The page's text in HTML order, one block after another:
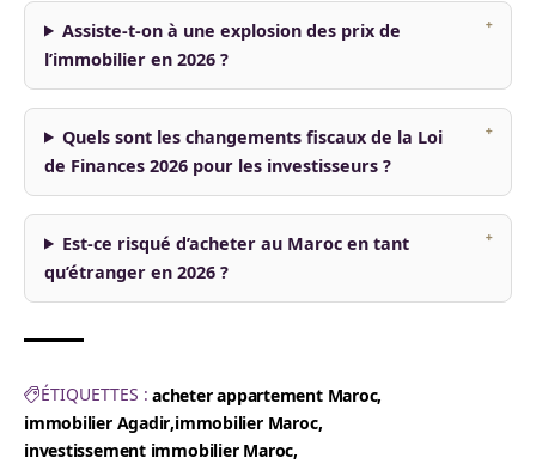
Assiste-t-on à une explosion des prix de
l’immobilier en 2026 ?
Quels sont les changements fiscaux de la Loi
de Finances 2026 pour les investisseurs ?
Est-ce risqué d’acheter au Maroc en tant
qu’étranger en 2026 ?
ÉTIQUETTES : acheter appartement Maroc
immobilier Agadir immobilier Maroc
investissement immobilier Maroc